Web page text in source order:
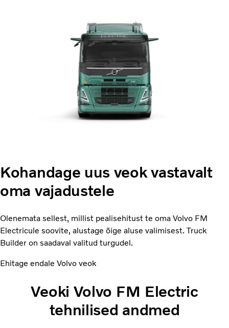
Kohandage uus veok vastavalt
oma vajadustele
Olenemata sellest, millist pealisehitust te oma Volvo FM
Electricule soovite, alustage õige aluse valimisest. Truck
Builder on saadaval valitud turgudel.
Ehitage endale Volvo veok
Veoki Volvo FM Electric
tehnilised andmed